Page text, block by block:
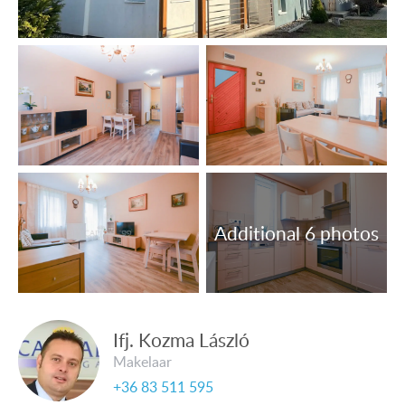
en wijnproductie.
Indeling:
Appartement 62,0 m²: entree, woon- en eetkamer,
keuken, badkamer met toilet, slaapkamer, slaapkamer.
Terras 4,0 m².
Voorzieningen:
• De woning is aangesloten op het elektriciteits-, water-
en rioleringsnet, en op het gasnet; internet, kabel-tv en tv-
antennes zijn beschikbaar.
• Verwarming: centrale verwarming op gas.
• Vloerbedekking: keramische tegels, laminaatparket.
Ifj. Kozma László
Makelaar
+36 83 511 595